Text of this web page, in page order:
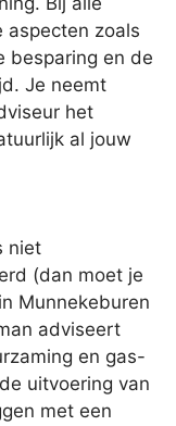
aspecten zoals
besparing en de
Je neemt
het
al jouw
niet
(dan moet je
Munnekeburen
adviseert
en gas-
uitvoering van
met een